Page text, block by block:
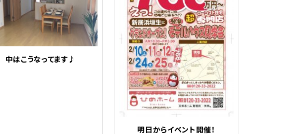
中はこうなってます♪
明日からイベント開催！